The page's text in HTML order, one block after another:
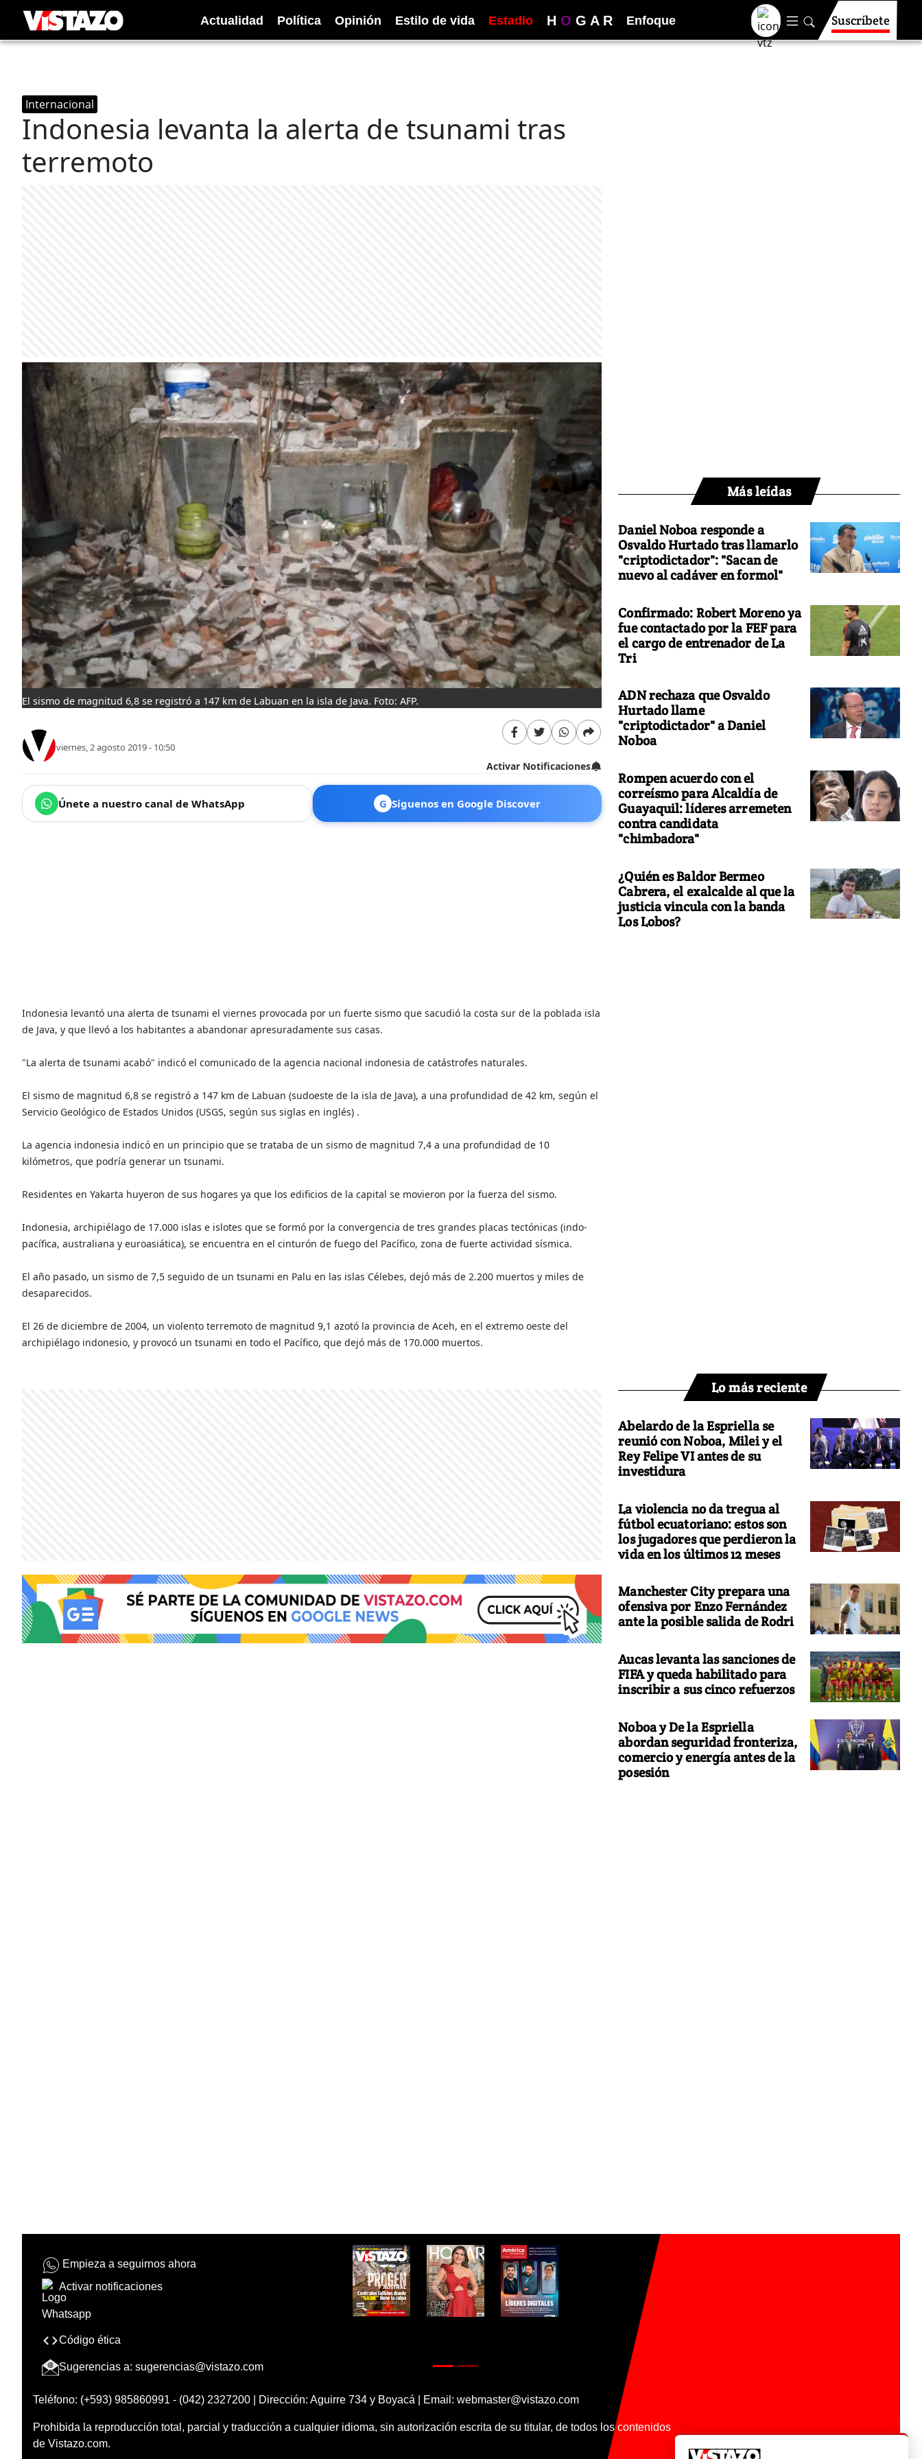
Actualidad Política Opinión Estilo de vida Estadio H O G A R Enfoque Suscríbete
Internacional
Indonesia levanta la alerta de tsunami tras
terremoto
El sismo de magnitud 6,8 se registró a 147 km de Labuan en la isla de Java. Foto: AFP.
viernes, 2 agosto 2019 - 10:50
Activar Notificaciones
Únete a nuestro canal de WhatsApp G Síguenos en Google Discover
Indonesia levantó una alerta de tsunami el viernes provocada por un fuerte sismo que sacudió la costa sur de la poblada isla
de Java, y que llevó a los habitantes a abandonar apresuradamente sus casas.
"La alerta de tsunami acabó" indicó el comunicado de la agencia nacional indonesia de catástrofes naturales.
El sismo de magnitud 6,8 se registró a 147 km de Labuan (sudoeste de la isla de Java), a una profundidad de 42 km, según el
Servicio Geológico de Estados Unidos (USGS, según sus siglas en inglés) .
La agencia indonesia indicó en un principio que se trataba de un sismo de magnitud 7,4 a una profundidad de 10
kilómetros, que podría generar un tsunami.
Residentes en Yakarta huyeron de sus hogares ya que los edificios de la capital se movieron por la fuerza del sismo.
Indonesia, archipiélago de 17.000 islas e islotes que se formó por la convergencia de tres grandes placas tectónicas (indo-
pacífica, australiana y euroasiática), se encuentra en el cinturón de fuego del Pacífico, zona de fuerte actividad sísmica.
El año pasado, un sismo de 7,5 seguido de un tsunami en Palu en las islas Célebes, dejó más de 2.200 muertos y miles de
desaparecidos.
El 26 de diciembre de 2004, un violento terremoto de magnitud 9,1 azotó la provincia de Aceh, en el extremo oeste del
archipiélago indonesio, y provocó un tsunami en todo el Pacífico, que dejó más de 170.000 muertos.
Más leídas
Daniel Noboa responde a
Osvaldo Hurtado tras llamarlo
"criptodictador": "Sacan de
nuevo al cadáver en formol"
Confirmado: Robert Moreno ya
fue contactado por la FEF para
el cargo de entrenador de La
Tri
ADN rechaza que Osvaldo
Hurtado llame
"criptodictador" a Daniel
Noboa
Rompen acuerdo con el
correísmo para Alcaldía de
Guayaquil: líderes arremeten
contra candidata
"chimbadora"
¿Quién es Baldor Bermeo
Cabrera, el exalcalde al que la
justicia vincula con la banda
Los Lobos?
Lo más reciente
Abelardo de la Espriella se
reunió con Noboa, Milei y el
Rey Felipe VI antes de su
investidura
La violencia no da tregua al
fútbol ecuatoriano: estos son
los jugadores que perdieron la
vida en los últimos 12 meses
Manchester City prepara una
ofensiva por Enzo Fernández
ante la posible salida de Rodri
Aucas levanta las sanciones de
FIFA y queda habilitado para
inscribir a sus cinco refuerzos
Noboa y De la Espriella
abordan seguridad fronteriza,
comercio y energía antes de la
posesión
Empieza a seguirnos ahora
Activar notificaciones
Código ética
Sugerencias a: sugerencias@vistazo.com
Teléfono: (+593) 985860991 - (042) 2327200 | Dirección: Aguirre 734 y Boyacá | Email: webmaster@vistazo.com
Prohibida la reproducción total, parcial y traducción a cualquier idioma, sin autorización escrita de su titular, de todos los contenidos
de Vistazo.com.